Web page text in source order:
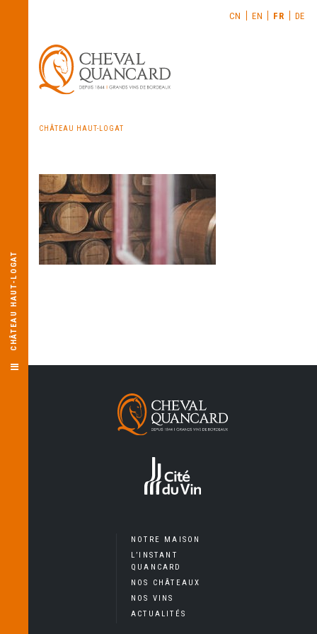
CN EN FR DE
CHÂTEAU HAUT-LOGAT
CHÂTEAU HAUT-LOGAT
NOTRE MAISON
L’INSTANT
QUANCARD
NOS CHÂTEAUX
NOS VINS
ACTUALITÉS